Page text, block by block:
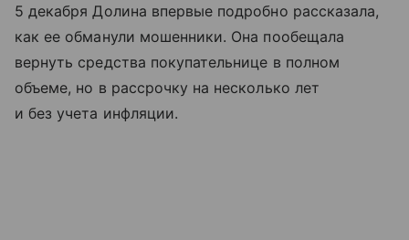
5 декабря Долина впервые подробно рассказала,
как ее обманули мошенники. Она пообещала
вернуть средства покупательнице в полном
объеме, но в рассрочку на несколько лет
и без учета инфляции.